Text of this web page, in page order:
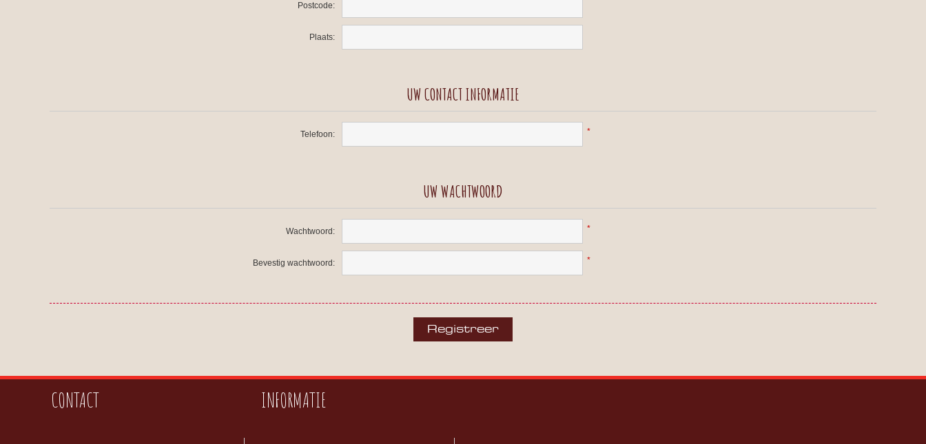
Postcode:
Plaats:
UW CONTACT INFORMATIE
Telefoon: *
UW WACHTWOORD
Wachtwoord: *
Bevestig wachtwoord: *
CONTACT INFORMATIE